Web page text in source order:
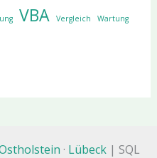
VBA Vergleich Wartung
· Lübeck | SQL